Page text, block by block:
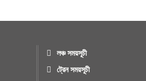
লঞ্চ সময়সূচী
ট্রেন সময়সূচী